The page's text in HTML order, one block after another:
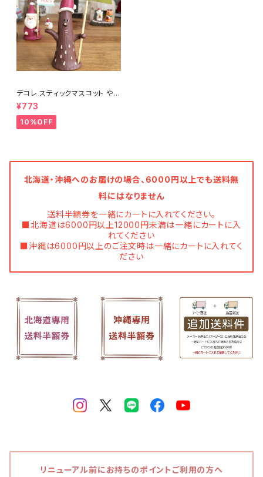
デコレ スティックマスコット やさ
しい木【クリスマス雑貨】
¥773
10%OFF
北海道・沖縄へのお届けの場合、6000円以上でも送料無
料にはなりません
送料半額券を一緒にカートに入れてください。
■北海道は6000円以上12000円未満は一緒にカートに入
れてください
■沖縄は6000円以上のご注文時は一緒にカートに入れてく
ださい
リニューアル前にお持ちのポイントご利用の方へ